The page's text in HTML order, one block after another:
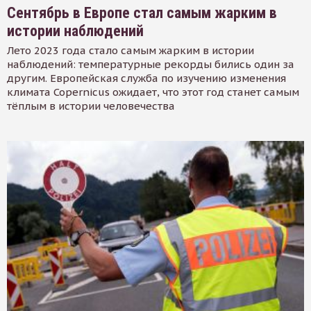
Сентябрь в Европе стал самым жарким в
истории наблюдений
Лето 2023 года стало самым жарким в истории
наблюдений: температурные рекорды бились один за
другим. Европейская служба по изучению изменения
климата Copernicus ожидает, что этот год станет самым
тёплым в истории человечества